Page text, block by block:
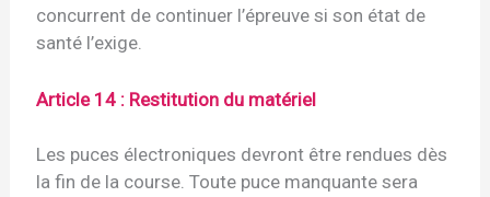
concurrent de continuer l’épreuve si son état de
santé l’exige.
Article 14 : Restitution du matériel
Les puces électroniques devront être rendues dès
la fin de la course. Toute puce manquante sera